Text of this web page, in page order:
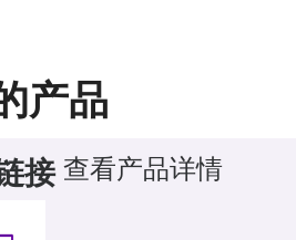
产品
接 查看产品详情